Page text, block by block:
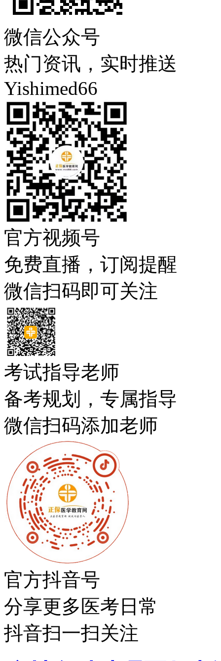
微信公众号
热门资讯，实时推送
Yishimed66
官方视频号
免费直播，订阅提醒
微信扫码即可关注
考试指导老师
备考规划，专属指导
微信扫码添加老师
官方抖音号
分享更多医考日常
抖音扫一扫关注